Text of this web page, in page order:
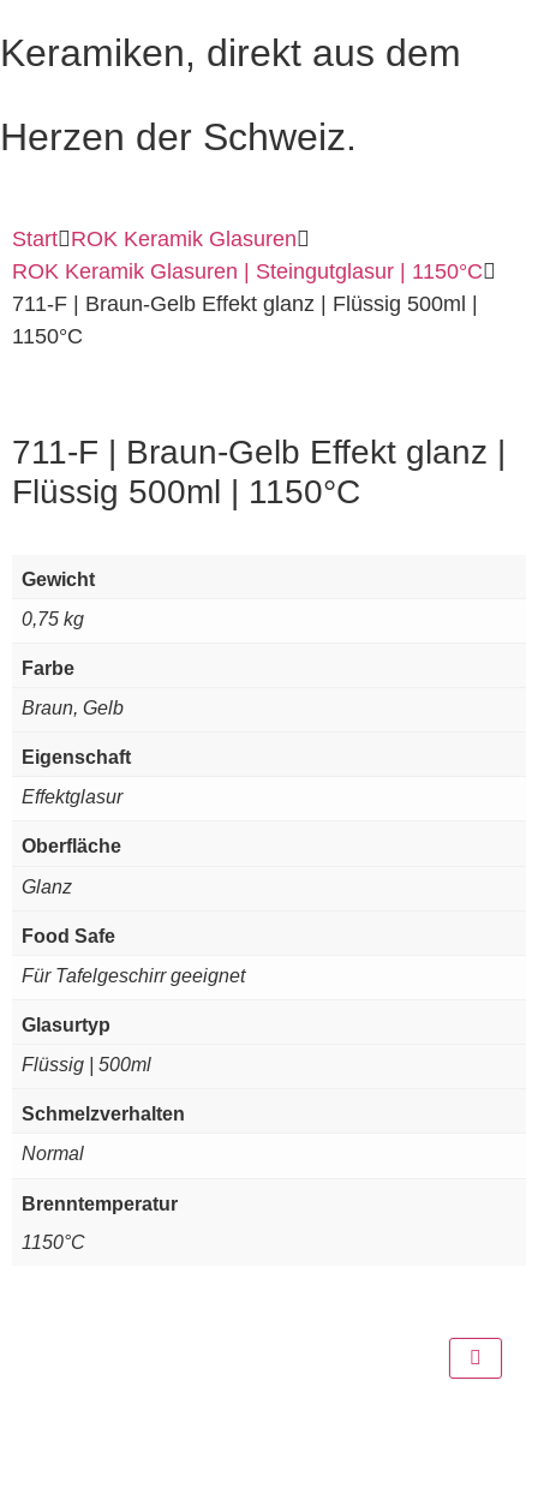
Keramiken, direkt aus dem
Herzen der Schweiz.
Start ROK Keramik Glasuren
ROK Keramik Glasuren | Steingutglasur | 1150°C
711-F | Braun-Gelb Effekt glanz | Flüssig 500ml |
1150°C
711-F | Braun-Gelb Effekt glanz |
Flüssig 500ml | 1150°C
Gewicht
0,75 kg
Farbe
Braun, Gelb
Eigenschaft
Effektglasur
Oberfläche
Glanz
Food Safe
Für Tafelgeschirr geeignet
Glasurtyp
Flüssig | 500ml
Schmelzverhalten
Normal
Brenntemperatur
1150°C